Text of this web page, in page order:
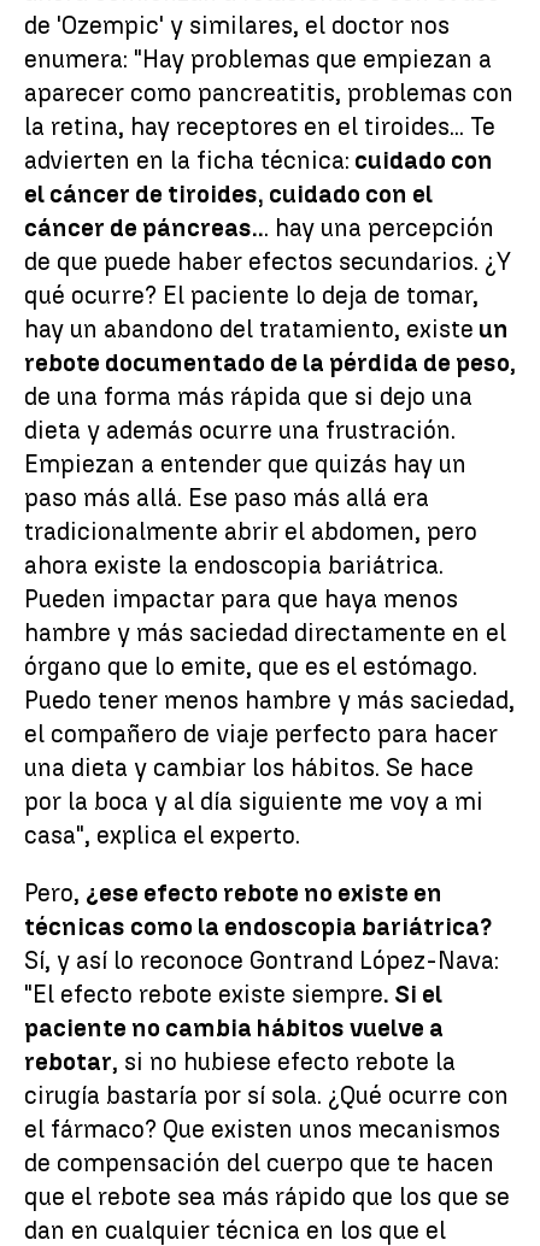
de 'Ozempic' y similares, el doctor nos
enumera: "Hay problemas que empiezan a
aparecer como pancreatitis, problemas con
la retina, hay receptores en el tiroides... Te
advierten en la ficha técnica: cuidado con
el cáncer de tiroides, cuidado con el
cáncer de páncreas... hay una percepción
de que puede haber efectos secundarios. ¿Y
qué ocurre? El paciente lo deja de tomar,
hay un abandono del tratamiento, existe un
rebote documentado de la pérdida de peso,
de una forma más rápida que si dejo una
dieta y además ocurre una frustración.
Empiezan a entender que quizás hay un
paso más allá. Ese paso más allá era
tradicionalmente abrir el abdomen, pero
ahora existe la endoscopia bariátrica.
Pueden impactar para que haya menos
hambre y más saciedad directamente en el
órgano que lo emite, que es el estómago.
Puedo tener menos hambre y más saciedad,
el compañero de viaje perfecto para hacer
una dieta y cambiar los hábitos. Se hace
por la boca y al día siguiente me voy a mi
casa", explica el experto.
Pero, ¿ese efecto rebote no existe en
técnicas como la endoscopia bariátrica?
Sí, y así lo reconoce Gontrand López-Nava:
"El efecto rebote existe siempre. Si el
paciente no cambia hábitos vuelve a
rebotar, si no hubiese efecto rebote la
cirugía bastaría por sí sola. ¿Qué ocurre con
el fármaco? Que existen unos mecanismos
de compensación del cuerpo que te hacen
que el rebote sea más rápido que los que se
dan en cualquier técnica en los que el